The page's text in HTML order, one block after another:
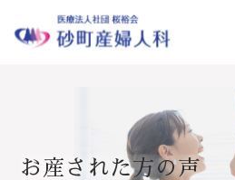
お産された方の声